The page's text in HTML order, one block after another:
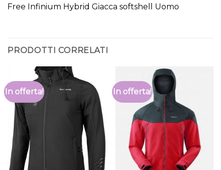
Free Infinium Hybrid Giacca softshell Uomo
PRODOTTI CORRELATI
In offerta! In offerta!